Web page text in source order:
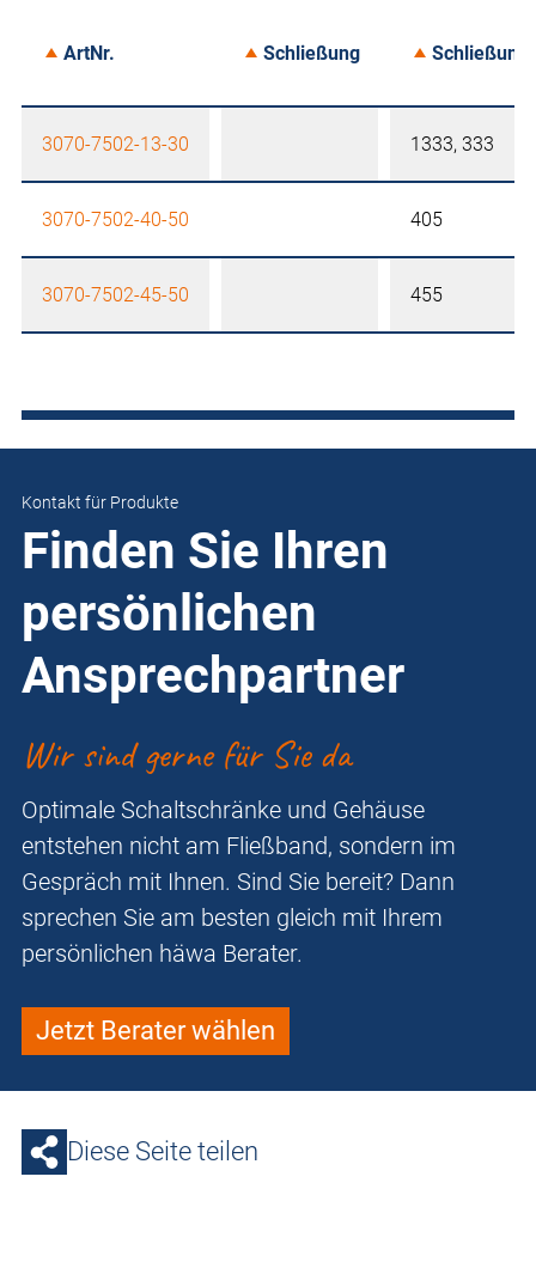
ArtNr. Schließung Schließung
3070-7502-13-30 1333, 333
3070-7502-40-50 405
3070-7502-45-50 455
Kontakt für Produkte
Finden Sie Ihren
persönlichen
Ansprechpartner
Wir sind gerne für Sie da
Optimale Schaltschränke und Gehäuse
entstehen nicht am Fließband, sondern im
Gespräch mit Ihnen. Sind Sie bereit? Dann
sprechen Sie am besten gleich mit Ihrem
persönlichen häwa Berater.
Jetzt Berater wählen
Diese Seite teilen